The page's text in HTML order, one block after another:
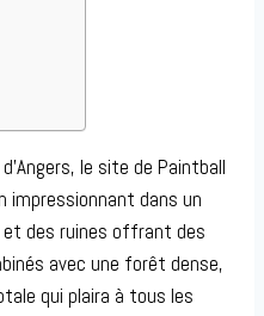
le site de Paintball
impressionnant dans un
et des ruines offrant des
avec une forêt dense,
qui plaira à tous les